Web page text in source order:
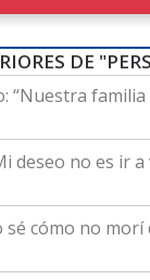
DE
“Nuestra
deseo no es ir a
sé cómo no morí